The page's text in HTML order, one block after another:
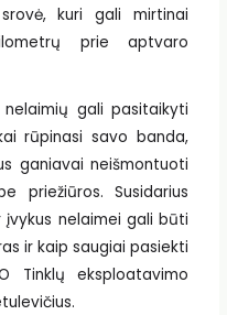
kuri gali mirtinai
prie aptvaro
gali pasitaikyti
rūpinasi savo banda,
ganiavai neišmontuoti
priežiūros. Susidarius
įvykus nelaimei gali būti
ir kaip saugiai pasiekti
Tinklų eksploatavimo